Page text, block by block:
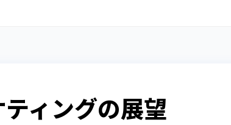
ィングの展望